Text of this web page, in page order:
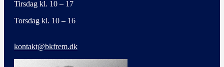
Tirsdag kl. 10 – 17
Torsdag kl. 10 – 16
kontakt@bkfrem.dk